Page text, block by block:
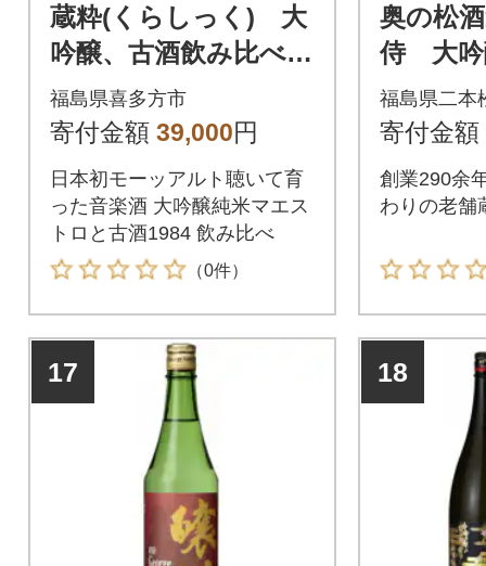
蔵粋(くらしっく) 大
吟醸、古酒飲み比べ
720ml2本
福島県喜多方市
寄付金額 39,000円
日本初モーッアルト聴いて育
った音楽酒 大吟醸純米マエス
トロと古酒1984 飲み比べ
（0件）
奥の松
侍 大
1本
福島県二本
寄付金額
創業290余
わりの老舗
17 18